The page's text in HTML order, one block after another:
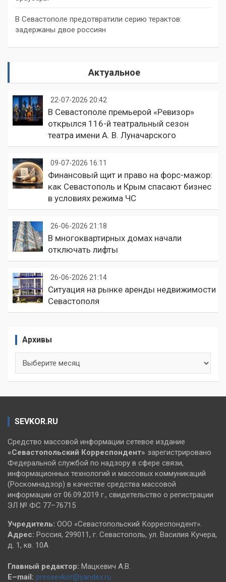
В Севастополе предотвратили серию терактов:
задержаны двое россиян
Актуальное
22-07-2026 20:42
В Севастополе премьерой «Ревизор»
открылся 116-й театральный сезон
театра имени А. В. Луначарского
09-07-2026 16:11
Финансовый щит и право на форс-мажор:
как Севастополь и Крым спасают бизнес
в условиях режима ЧС
26-06-2026 21:18
В многоквартирных домах начали
отключать лифты
26-06-2026 21:14
Ситуация на рынке аренды недвижимости
Севастополя
Архивы
SEVKOR.RU
Средство массовой информации сетевое издание
«Севастопольский Корреспондент» зарегистрировано
Федеральной службой по надзору в сфере связи,
информационных технологий и массовых коммуникаций
(Роскомнадзор) в качестве средства массовой
информации от 06.09.2019 г., свидетельство о регистрации
ЭЛ № ФС 77–76715
Учредитель: ООО «Севастопольский Корреспондент».
Адрес: Россия, 299011, г. Севастополь, ул. Василия Кучера,
д. 1, кв. 10А
Главный редактор: Мацкевич А.В.
E–mail: pressevkor@yandex.ru